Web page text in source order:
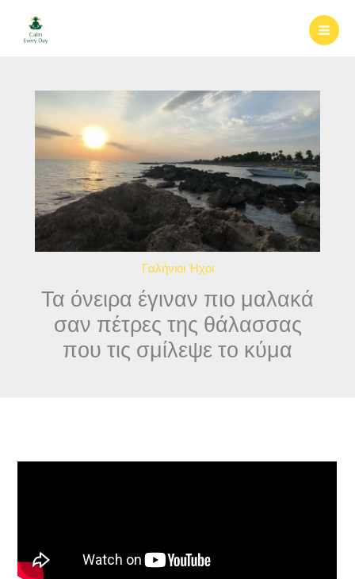
περιεχόμενο
Γαλήνιοι Ήχοι
Τα όνειρα έγιναν πιο μαλακά
σαν πέτρες της θάλασσας
που τις σμίλεψε το κύμα